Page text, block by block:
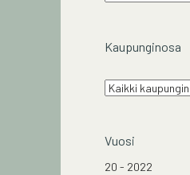
Kaupunginosa
Vuosi
20 - 2022